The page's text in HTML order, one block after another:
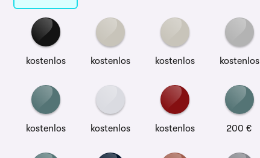
kostenlos kostenlos kostenlos kostenlos
kostenlos kostenlos kostenlos 200 €